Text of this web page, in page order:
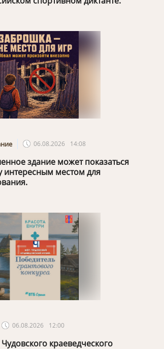
06.08.2026 14:08
здание может показаться
интересным местом для
06.08.2026 12:00
краеведческого